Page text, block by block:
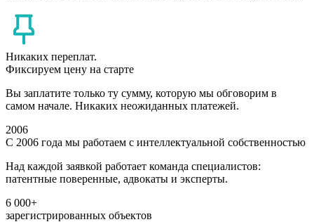
Никаких переплат.
Фиксируем цену на старте
Вы заплатите только ту сумму, которую мы обговорим в
самом начале. Никаких неожиданных платежей.
2006
С 2006 года мы работаем с интеллектуальной собственностью
Над каждой заявкой работает команда специалистов:
патентные поверенные, адвокаты и эксперты.
6 000+
зарегистрированных объектов